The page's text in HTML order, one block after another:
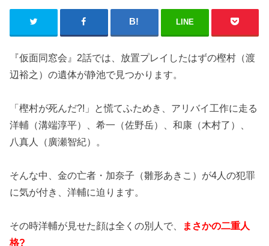
LINE
『仮面同窓会』2話では、放置プレイしたはずの樫村（渡
辺裕之）の遺体が静池で見つかります。
「樫村が死んだ?!」と慌てふためき、アリバイ工作に走る
洋輔（溝端淳平）、希一（佐野岳）、和康（木村了）、
八真人（廣瀬智紀）。
そんな中、金の亡者・加奈子（雛形あきこ）が4人の犯罪
に気が付き、洋輔に迫ります。
その時洋輔が見せた顔は全くの別人で、
まさかの二重人
格?